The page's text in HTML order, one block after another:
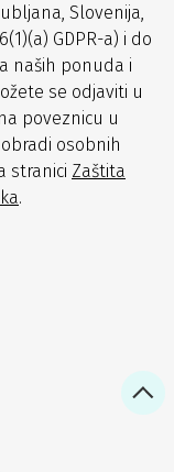
Slovenija,
GDPR-a) i do
naših ponuda i
se odjaviti u
poveznicu u
osobnih
stranici Zaštita
.